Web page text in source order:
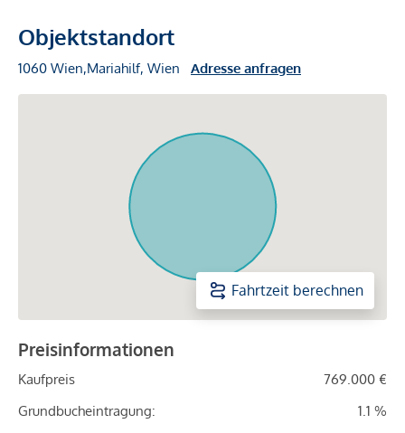
Objektstandort
1060 Wien,Mariahilf, Wien Adresse anfragen
Fahrtzeit berechnen
Preisinformationen
Kaufpreis
769.000 €
Grundbucheintragung:
1.1 %